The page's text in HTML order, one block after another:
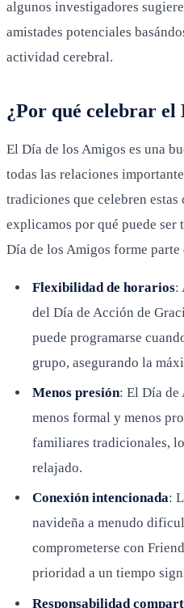
algunos investigadores
amistades potenciales
actividad cerebral.
¿Por qué celebrar el
El Día de los Amigos es una
todas las relaciones
tradiciones que celebren
explicamos por qué puede ser
Día de los Amigos forme parte
Flexibilidad de horarios:
del Día de Acción de
puede programarse
grupo, asegurando la
Menos presión: El Día de
menos formal y menos
familiares tradicionales,
relajado.
Conexión intencionada:
navideña a menudo
comprometerse con
prioridad a un tiempo
Responsabilidad